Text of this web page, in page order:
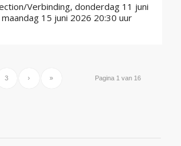
Verbinding, donderdag 11 juni
15 juni 2026 20:30 uur
Pagina 1 van 16
3 › »